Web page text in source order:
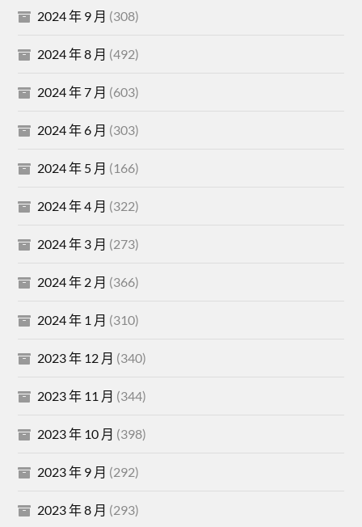
2024 年 9 月 (308)
2024 年 8 月 (492)
2024 年 7 月 (603)
2024 年 6 月 (303)
2024 年 5 月 (166)
2024 年 4 月 (322)
2024 年 3 月 (273)
2024 年 2 月 (366)
2024 年 1 月 (310)
2023 年 12 月 (340)
2023 年 11 月 (344)
2023 年 10 月 (398)
2023 年 9 月 (292)
2023 年 8 月 (293)